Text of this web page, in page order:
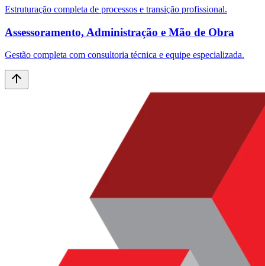
Estruturação completa de processos e transição profissional.
Assessoramento, Administração e Mão de Obra
Gestão completa com consultoria técnica e equipe especializada.